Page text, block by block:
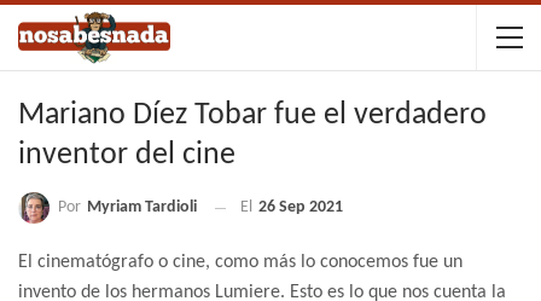
Mariano Díez Tobar fue el verdadero
inventor del cine
Por Myriam Tardioli El 26 Sep 2021
El cinematógrafo o cine, como más lo conocemos fue un
invento de los hermanos Lumiere. Esto es lo que nos cuenta la